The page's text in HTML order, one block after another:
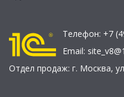
Телефон: +7
Email:
Отдел продаж: г. Москва,